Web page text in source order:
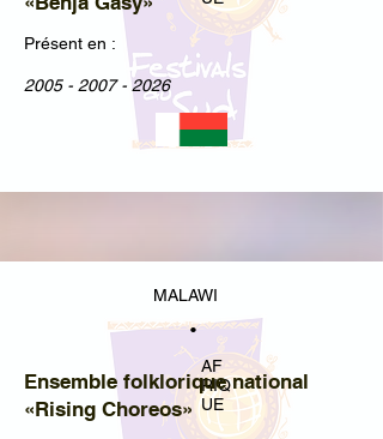
Présent en :
2005 - 2007 - 2026
MALAWI
•
AF
RIQ
UE
Ensemble folklorique national
«Rising Choreos»